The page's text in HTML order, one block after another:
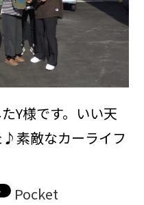
Y様です。いい天
素敵なカーライフ
Pocket